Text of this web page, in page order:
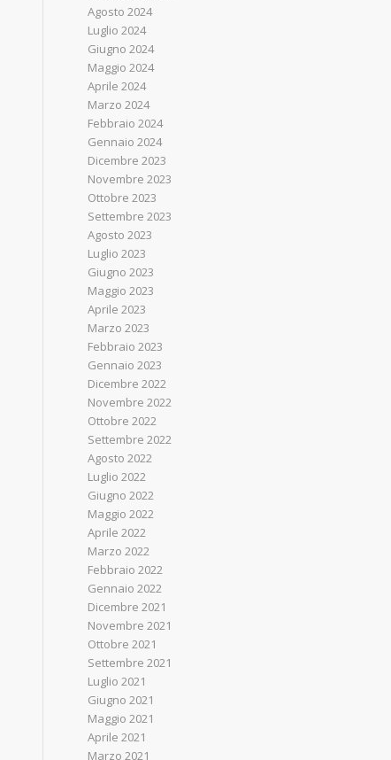
Agosto 2024
Luglio 2024
Giugno 2024
Maggio 2024
Aprile 2024
Marzo 2024
Febbraio 2024
Gennaio 2024
Dicembre 2023
Novembre 2023
Ottobre 2023
Settembre 2023
Agosto 2023
Luglio 2023
Giugno 2023
Maggio 2023
Aprile 2023
Marzo 2023
Febbraio 2023
Gennaio 2023
Dicembre 2022
Novembre 2022
Ottobre 2022
Settembre 2022
Agosto 2022
Luglio 2022
Giugno 2022
Maggio 2022
Aprile 2022
Marzo 2022
Febbraio 2022
Gennaio 2022
Dicembre 2021
Novembre 2021
Ottobre 2021
Settembre 2021
Luglio 2021
Giugno 2021
Maggio 2021
Aprile 2021
Marzo 2021